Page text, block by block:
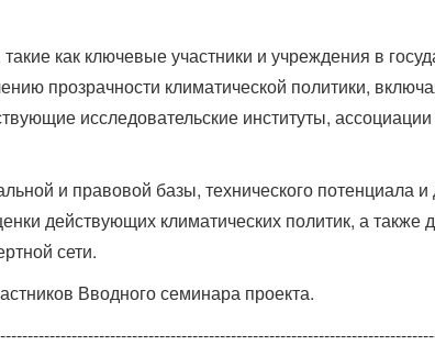
как ключевые участники и учреждения в
прозрачности климатической политики,
исследовательские институты, ассоциации
и правовой базы, технического потенциала
действующих климатических политик, а также
сети.
Вводного семинара проекта.